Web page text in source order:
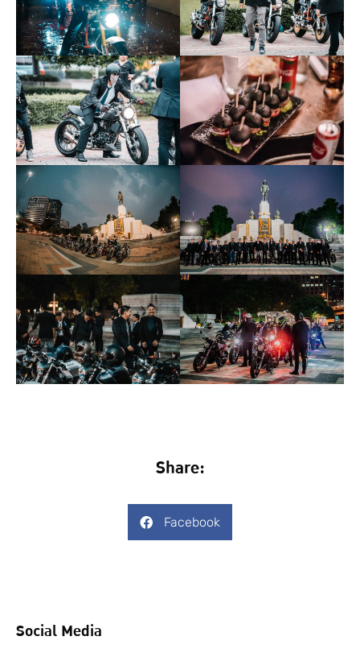
Share:
Facebook
Social Media